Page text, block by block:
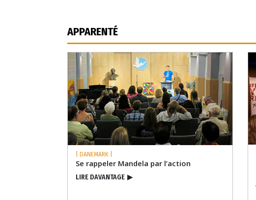
APPARENTÉ
| DANEMARK |
Se rappeler Mandela par l’action
LIRE DAVANTAGE ▶